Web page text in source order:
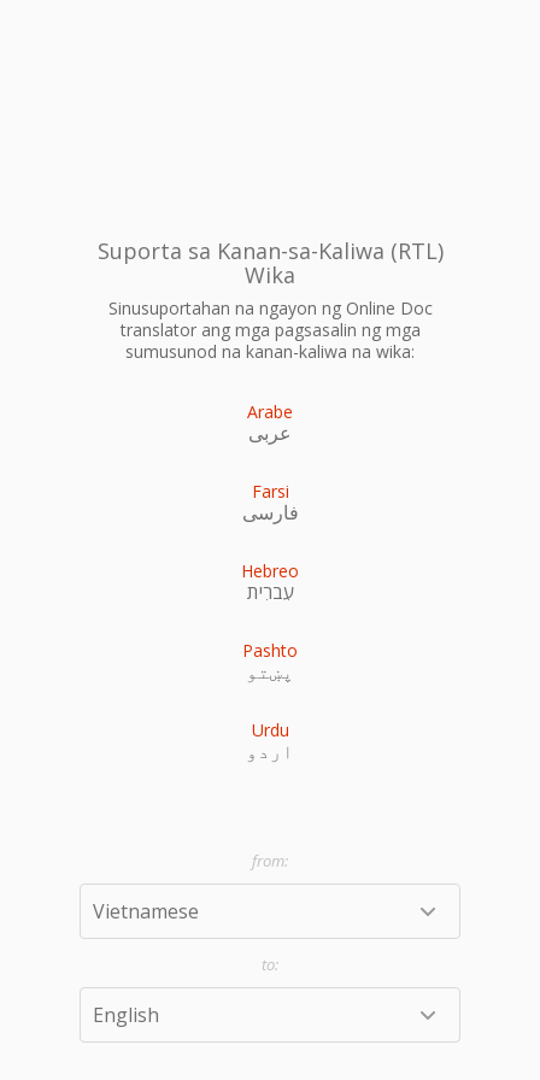
Suporta sa Kanan-sa-Kaliwa (RTL)
Wika
Sinusuportahan na ngayon ng Online Doc
translator ang mga pagsasalin ng mga
sumusunod na kanan-kaliwa na wika:
Arabe
عربى
Farsi
فارسی
Hebreo
עִברִית
Pashto
پښتو
Urdu
اردو